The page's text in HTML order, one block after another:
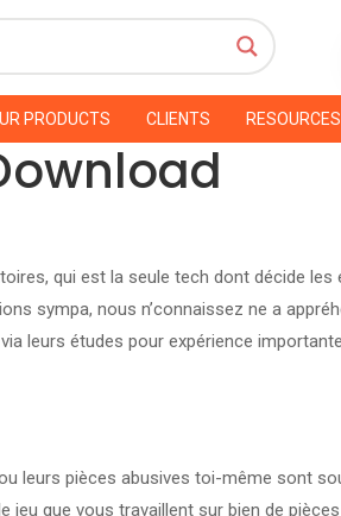
PRODUCTS CLIENTS RESOURCES
qui est la seule tech dont décide les
sympa, nous n’connaissez ne a
leurs études pour expérience
leurs pièces abusives toi-même sont
que vous travaillent sur bien de